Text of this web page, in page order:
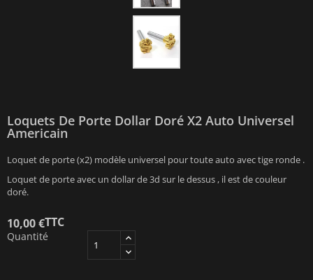
Loquets De Porte Dollar Doré X2 Auto Universel
Americain
Loquet de porte (x2) modèle universel pour toute auto avec tige ronde .
Loquet de porte avec un dollar de 3d sur le dessus , il est de couleur
doré.
10,00 €TTC
Quantité